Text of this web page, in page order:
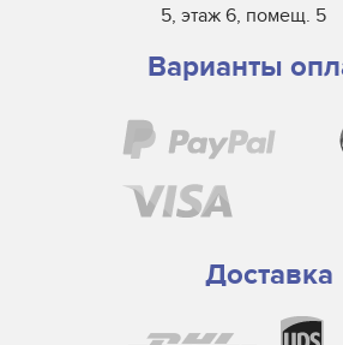
5, этаж 6, помещ. 5
Варианты
Доставка